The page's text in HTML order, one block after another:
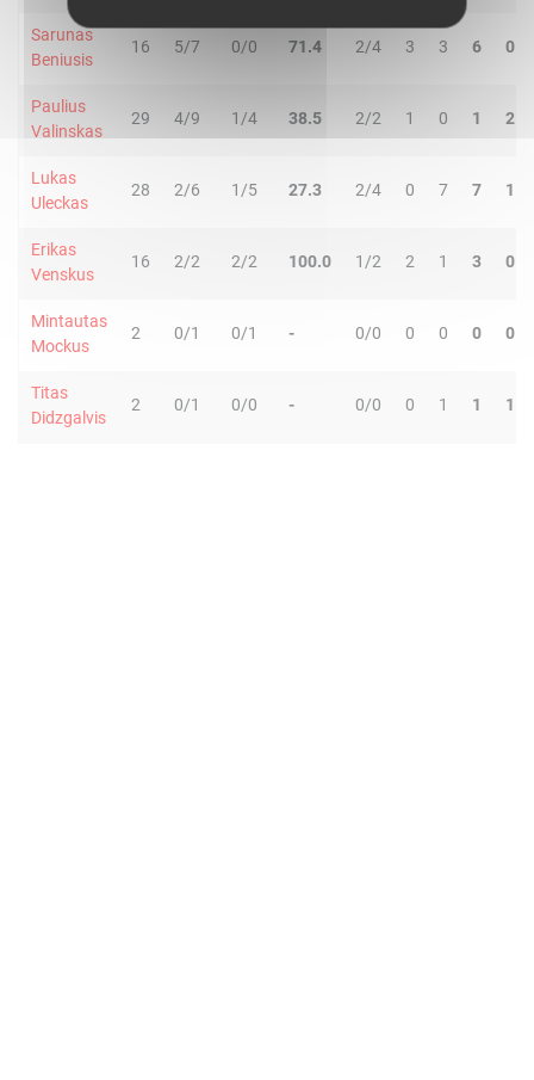
Sarunas
Beniusis
16 5/7 0/0 71.4 2/4 3 3 6 0
Paulius
Valinskas
29 4/9 1/4 38.5 2/2 1 0 1 2
Lukas
Uleckas
28 2/6 1/5 27.3 2/4 0 7 7 1
Erikas
Venskus
16 2/2 2/2 100.0 1/2 2 1 3 0
Mintautas
Mockus
2 0/1 0/1 - 0/0 0 0 0 0
Titas
Didzgalvis
2 0/1 0/0 - 0/0 0 1 1 1